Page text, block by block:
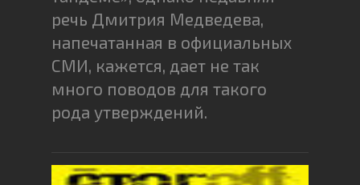
речь Дмитрия Медведева,
напечатанная в официальных
СМИ, кажется, дает не так
много поводов для такого
рода утверждений.